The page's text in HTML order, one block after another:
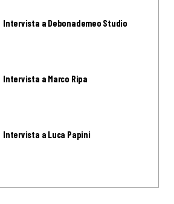
Intervista a Debonademeo Studio
Intervista a Marco Ripa
Intervista a Luca Papini